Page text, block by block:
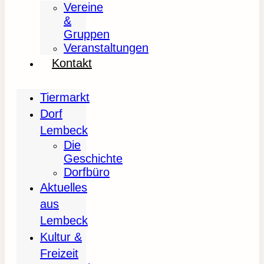
Vereine
&
Gruppen
Veranstaltungen
Kontakt
Tiermarkt
Dorf
Lembeck
Die
Geschichte
Dorfbüro
Aktuelles
aus
Lembeck
Kultur &
Freizeit